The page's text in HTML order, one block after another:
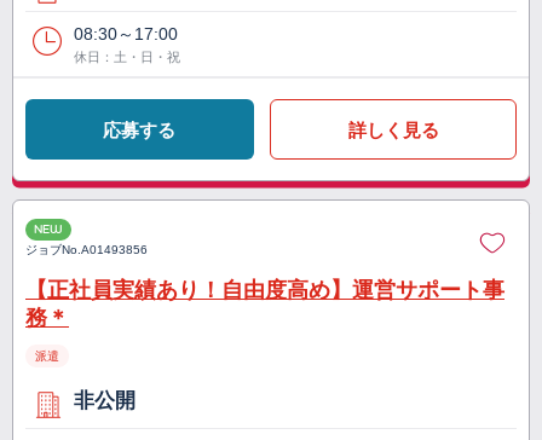
08:30～17:00
休日：土・日・祝
応募する 詳しく見る
NEW
ジョブNo.A01493856
【正社員実績あり！自由度高め】運営サポート事
務＊
派遣
非公開